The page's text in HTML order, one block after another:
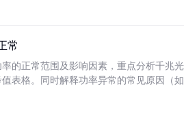
常
的正常范围及影响因素，重点分析千兆
表格。同时解释功率异常的常见原因（